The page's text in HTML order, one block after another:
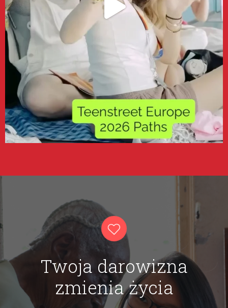
Twoja darowizna
zmienia życia